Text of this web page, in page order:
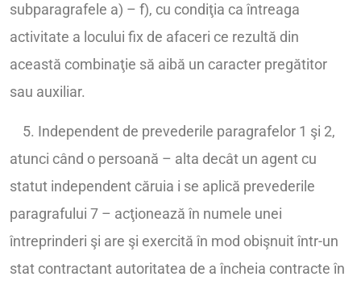
subparagrafele a) – f), cu condiţia ca întreaga
activitate a locului fix de afaceri ce rezultă din
această combinaţie să aibă un caracter pregătitor
sau auxiliar.
5. Independent de prevederile paragrafelor 1 şi 2,
atunci când o persoană – alta decât un agent cu
statut independent căruia i se aplică prevederile
paragrafului 7 – acţionează în numele unei
întreprinderi şi are şi exercită în mod obişnuit într-un
stat contractant autoritatea de a încheia contracte în